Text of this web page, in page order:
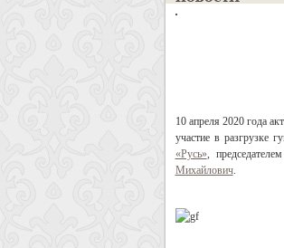
10 апреля 2020 года
участие в разгрузке
«Русь»,
Михайлович.